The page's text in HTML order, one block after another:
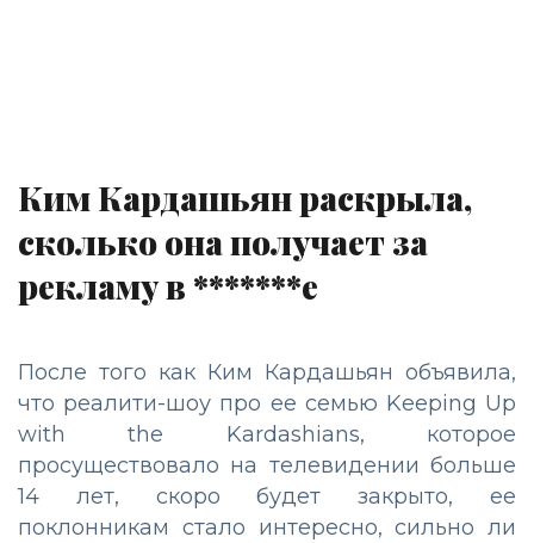
Ким Кардашьян раскрыла,
сколько она получает за
рекламу в *******е
После того как Ким Кардашьян объявила,
что реалити-шоу про ее семью Keeping Up
with the Kardashians, которое
просуществовало на телевидении больше
14 лет, скоро будет закрыто, ее
поклонникам стало интересно, сильно ли